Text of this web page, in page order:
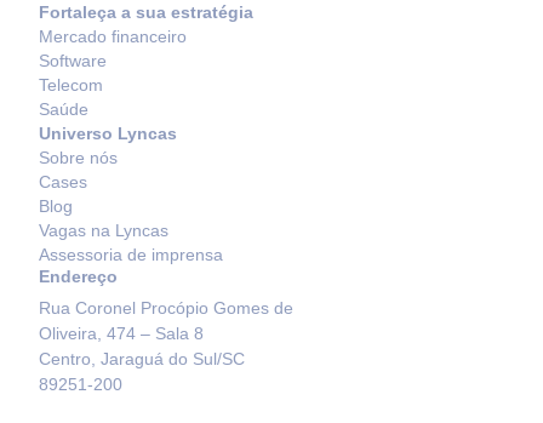
Fortaleça a sua estratégia
Mercado financeiro
Software
Telecom
Saúde
Universo Lyncas
Sobre nós
Cases
Blog
Vagas na Lyncas
Assessoria de imprensa
Endereço
Rua Coronel Procópio Gomes de
Oliveira, 474 – Sala 8
Centro, Jaraguá do Sul/SC
89251-200